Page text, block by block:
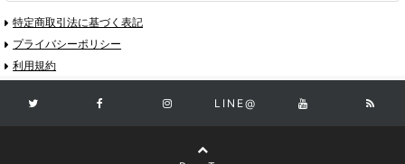
特定商取引法に基づく表記
プライバシーポリシー
利用規約
LINE@